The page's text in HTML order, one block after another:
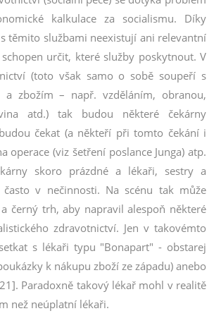
kalkulace za socialismu. Díky
těmito službami neexistují ani relevantní
určit, které služby poskytnout. V
(toto však samo o sobě soupeří s
a zbožím – např. vzděláním, obranou,
atd.) tak budou některé čekárny
čekat (a někteří při tomto čekání i
operace (viz šetření poslance Junga) atp.
skoro prázdné a lékaři, sestry a
v nečinnosti. Na scénu tak může
černý trh, aby napravil alespoň některé
zdravotnictví. Jen v takovémto
s lékaři typu "Bonapart" - obstarej
k nákupu zboží ze západu) anebo
Paradoxně takový lékař mohl v realitě
než neúplatní lékaři.